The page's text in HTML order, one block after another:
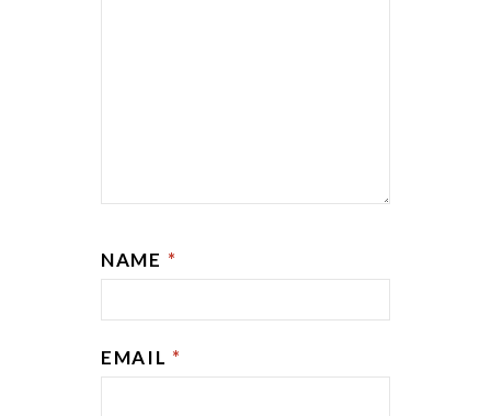
NAME *
EMAIL *